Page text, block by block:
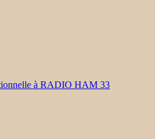
à RADIO HAM 33